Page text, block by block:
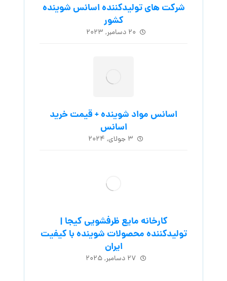
شرکت های تولیدکننده اسانس شوینده
کشور
۲۰ دسامبر, ۲۰۲۳
اسانس مواد شوینده + قیمت خرید
اسانس
۳ جولای, ۲۰۲۴
کارخانه مایع ظرفشویی کیجا |
تولیدکننده محصولات شوینده با کیفیت
ایران
۲۷ دسامبر, ۲۰۲۵